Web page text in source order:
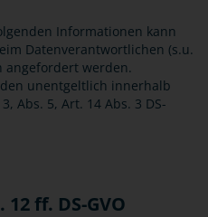
Informationen kann
Datenverantwortlichen (s.u.
angefordert werden.
unentgeltlich innerhalb
Abs. 5, Art. 14 Abs. 3 DS-
ff. DS-GVO